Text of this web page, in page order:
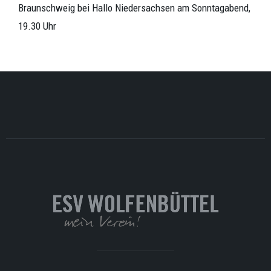
Braunschweig bei Hallo Niedersachsen am Sonntagabend,
19.30 Uhr